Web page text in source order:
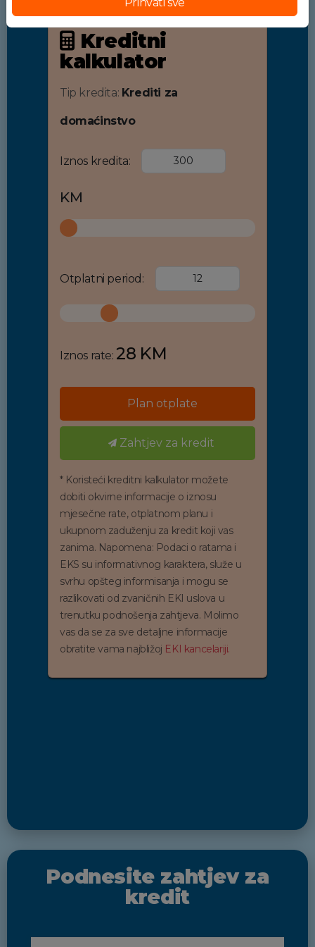
Kreditni
kalkulator
Tip kredita: Krediti za
domaćinstvo
Iznos kredita:
KM
Otplatni period:
Iznos rate: 28 KM
Plan otplate
Zahtjev za kredit
* Koristeći kreditni kalkulator možete
dobiti okvirne informacije o iznosu
mjesečne rate, otplatnom planu i
ukupnom zaduženju za kredit koji vas
zanima. Napomena: Podaci o ratama i
EKS su informativnog karaktera, služe u
svrhu opšteg informisanja i mogu se
razlikovati od zvaničnih EKI uslova u
trenutku podnošenja zahtjeva. Molimo
vas da se za sve detaljne informacije
obratite vama najbližoj EKI kancelariji.
Podnesite zahtjev za
kredit